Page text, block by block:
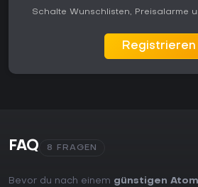
Schalte Wunschlisten, Preisalarme
Registrieren
FAQ 8 FRAGEN
Bevor du nach einem günstigen